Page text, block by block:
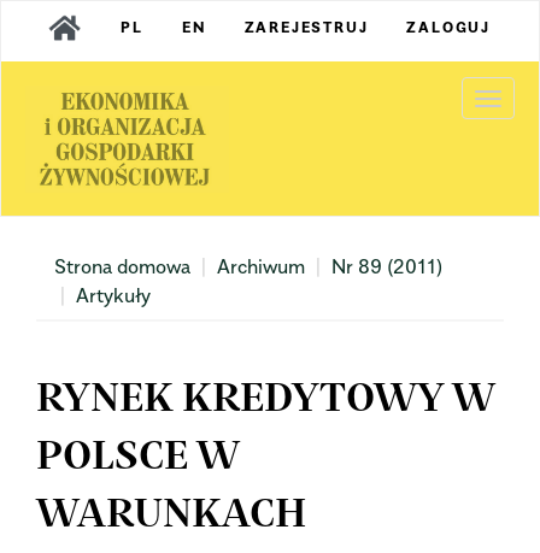
Main
Navigation
Content
Sidebar
PL EN ZAREJESTRUJ ZALOGUJ
Strona domowa Archiwum
Nr 89 (2011)
Artykuły
RYNEK KREDYTOWY W
POLSCE W
WARUNKACH